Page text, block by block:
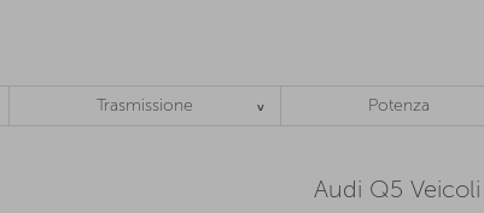
Trasmissione Potenza
Audi Q5